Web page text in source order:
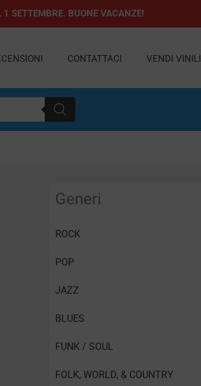
SETTEMBRE. BUONE VACANZE!
CONTATTACI VENDI VINILI
Generi
ROCK
POP
JAZZ
BLUES
FUNK / SOUL
FOLK, WORLD, & COUNTRY